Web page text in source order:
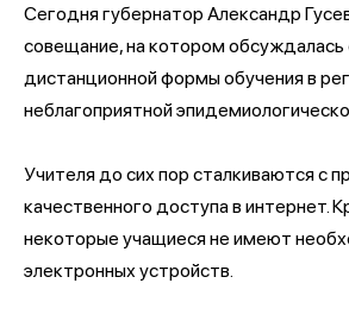
Сегодня губернатор Александр
совещание, на котором обсуждалась
дистанционной формы обучения в
неблагоприятной
Учителя до сих пор сталкиваются с
качественного доступа в интернет.
некоторые учащиеся не имеют
электронных устройств.